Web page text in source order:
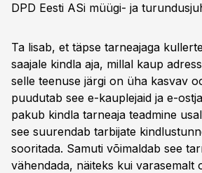
DPD Eesti ASi müügi- ja
Ta lisab, et täpse tarneajaga
saajale kindla aja, millal kaup
selle teenuse järgi on üha kasvav
puudutab see e-kauplejaid ja e-
pakub kindla tarneaja teadmine
see suurendab tarbijate
sooritada. Samuti võimaldab see
vähendada, näiteks kui varasemalt